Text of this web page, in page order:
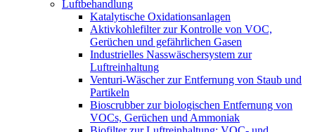
Luftbehandlung
Katalytische Oxidationsanlagen
Aktivkohlefilter zur Kontrolle von VOC,
Gerüchen und gefährlichen Gasen
Industrielles Nasswäschersystem zur
Luftreinhaltung
Venturi-Wäscher zur Entfernung von Staub und
Partikeln
Bioscrubber zur biologischen Entfernung von
VOCs, Gerüchen und Ammoniak